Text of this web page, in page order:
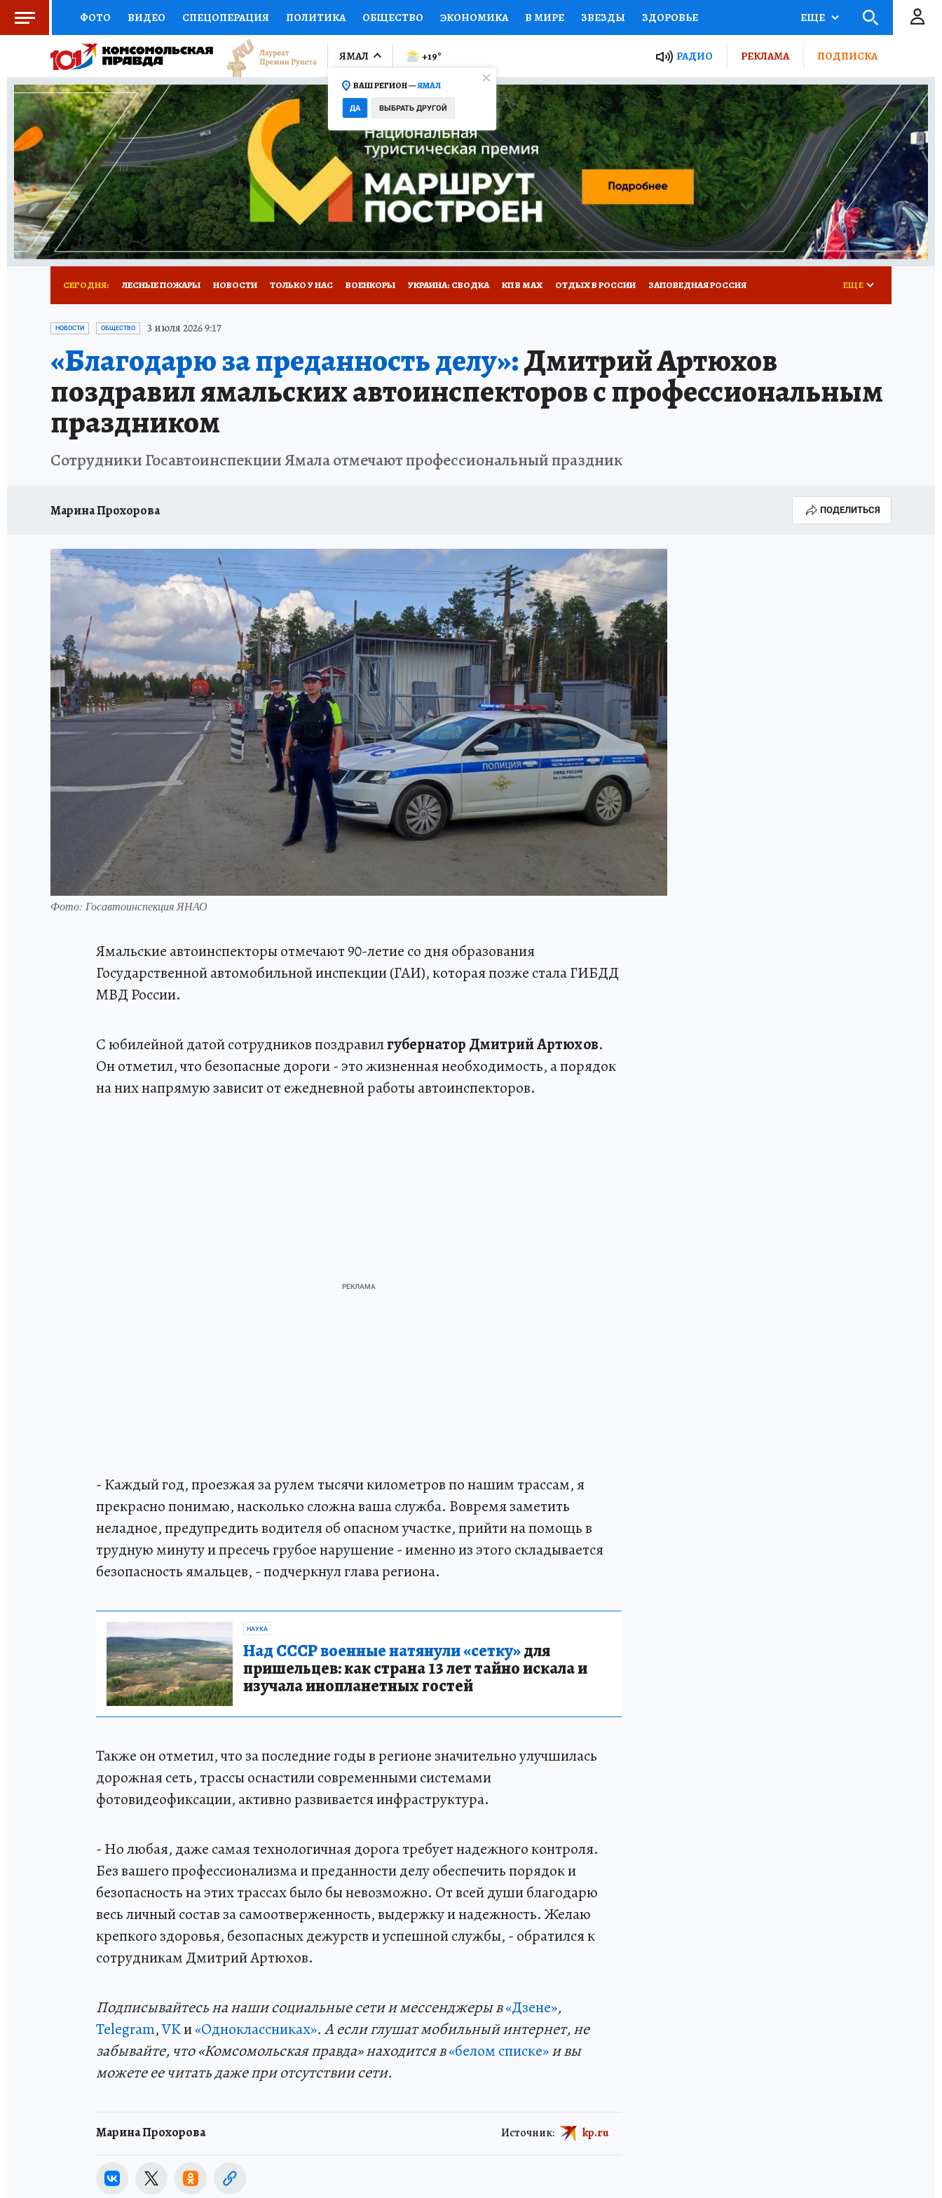
ФОТО ВИДЕО СПЕЦОПЕРАЦИЯ ПОЛИТИКА ОБЩЕСТВО ЭКОНОМИКА В МИРЕ ЗВЕЗДЫ ЗДОРОВЬЕ
СОЦПОДДЕРЖКА НАУКА СПОРТ КОЛУМНИСТЫ ПРОИСШЕСТВИЯ НАЦИОНАЛЬНЫЕ ПРОЕКТЫ РОССИИ
ВЫБОР ЭКСПЕРТОВ ДОКТОР ФИНАНСЫ ОТКРЫВАЕМ МИР СЕМЬЯ ЖЕНСКИЕ СЕКРЕТЫ ПУТЕВОДИТЕЛЬ
КНИЖНАЯ ПОЛКА ПРОГНОЗЫ НА СПОРТ ПРОМОКОДЫ СЕРИАЛЫ СПЕЦПРОЕКТЫ ДЕФИЦИТ ЖЕЛЕЗА ТУРИЗМ
ПРЕСС-ЦЕНТР НЕДВИЖИМОСТЬ ТЕЛЕВИЗОР КОЛЛЕКЦИИ КОНКУРСЫ РАБОТА У НАС ГИД ПОТРЕБИТЕЛЯ ВСЕ О КП
РАДИО КП РЕКЛАМА ТЕСТЫ НОВОЕ НА САЙТЕ
ЕЩЕ
ЯМАЛ
ВАШ РЕГИОН —ЯМАЛ
ДА ВЫБРАТЬ ДРУГОЙ
+19° РАДИО РЕКЛАМА ПОДПИСКА
СЕГОДНЯ: ЛЕСНЫЕ ПОЖАРЫ НОВОСТИ ТОЛЬКО У НАС ВОЕНКОРЫ УКРАИНА: СВОДКА КП В МАХ ОТДЫХ В РОССИИ ЗАПОВЕДНАЯ РОССИЯ
ПРОИСШЕСТВИЯ АФИША
ЕЩЕ
НОВОСТИ ОБЩЕСТВО 3 июля 2026 9:17
«Благодарю за преданность делу»:Дмитрий Артюхов
поздравил ямальских автоинспекторов с профессиональным
праздником
Сотрудники Госавтоинспекции Ямала отмечают профессиональный праздник
Марина Прохорова ПОДЕЛИТЬСЯ
Фото: Госавтоинспекция ЯНАО
Ямальские автоинспекторы отмечают 90-летие со дня образования
Государственной автомобильной инспекции (ГАИ), которая позже стала ГИБДД
МВД России.
С юбилейной датой сотрудников поздравилгубернатор Дмитрий Артюхов.
Он отметил, что безопасные дороги - это жизненная необходимость, а порядок
на них напрямую зависит от ежедневной работы автоинспекторов.
- Каждый год, проезжая за рулем тысячи километров по нашим трассам, я
прекрасно понимаю, насколько сложна ваша служба. Вовремя заметить
неладное, предупредить водителя об опасном участке, прийти на помощь в
трудную минуту и пресечь грубое нарушение - именно из этого складывается
безопасность ямальцев, - подчеркнул глава региона.
НАУКА
Над СССР военные натянули «сетку»для
пришельцев: как страна 13 лет тайно искала и
изучала инопланетных гостей
Также он отметил, что за последние годы в регионе значительно улучшилась
дорожная сеть, трассы оснастили современными системами
фотовидеофиксации, активно развивается инфраструктура.
- Но любая, даже самая технологичная дорога требует надежного контроля.
Без вашего профессионализма и преданности делу обеспечить порядок и
безопасность на этих трассах было бы невозможно. От всей души благодарю
весь личный состав за самоотверженность, выдержку и надежность. Желаю
крепкого здоровья, безопасных дежурств и успешной службы, - обратился к
сотрудникам Дмитрий Артюхов.
Подписывайтесь на наши социальные сети и мессенджеры в«Дзене»,
Telegram,VKи«Одноклассниках». А если глушат мобильный интернет, не
забывайте, что «Комсомольская правда» находится в«белом списке»и вы
можете ее читать даже при отсутствии сети.
Марина Прохорова Источник: kp.ru